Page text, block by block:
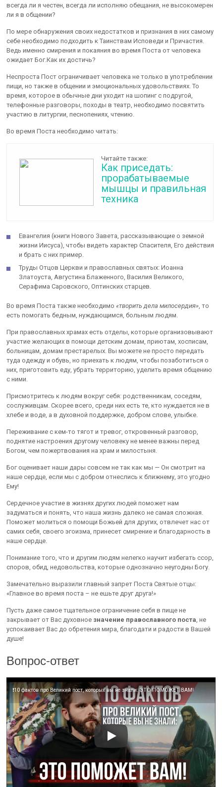
всегда ли я честен, всегда ли исполняю обещания, не высокомерен
ли я в общении?
По мере обнаружения своих недостатков и признания в них самому
себе необходимо подходить к Таинствам Исповеди и Причастия.
Ведь именно смирения и покаяния во время Поста от человека
ожидает Бог.Как их достичь?
Неспроста Пост ограничивает человека не только в употреблении
пищи, но также в общении и эмоциональных удовольствиях. То
время, которое в обычные дни уходит на шопинг с подругой,
телефонные разговоры, походы в театр, необходимо посвятить
участию в литургии, песнопениях, чтению.
Во время Поста необходимо читать:
Читайте также:
Как приседать:
прорабатываемые
мышцы и правильная
техника
Евангелия (книги Нового Завета, рассказывающие о земной
жизни Иисуса), чтобы видеть характер Спасителя, Его действия
и брать с них пример.
Труды Отцов Церкви и православных святых: Иоанна
Златоуста, Августина Блаженного, Василия Великого,
Серафима Саровского, Оптинских старцев.
Во время Поста также необходимо«творить дела милосердия», то
есть помогать бедным, нуждающимся, больным людям.
При православных храмах есть отделы, которые организовывают
участие желающих в помощи детским домам, приютам, хосписам,
больницам, домам престарелых. Вы можете не просто передать
туда одежду и обувь, но приехать к людям, чтобы позаботиться о
них, приготовить еду, убрать территорию, уделить время общению
с ними.
Присмотритесь к людям вокруг себя: родственникам, соседям,
сослуживцам. Скорее всего, среди них есть те, кто нуждается не в
хлебе и воде, а в духовной поддержке, добром слове, улыбке.
Переживание с кем-то тягот и тревог, откровенный разговор,
поднятие настроения другому человеку не менее важны перед
Богом, чем пожертвования на храм и милостыня.
Бог оценивает наши дары совсем не так как мы — Он смотрит на
наше сердце, если мы с добром отнеслись к ближнему, это угодно
Ему!
Сердечное участие в жизнях других людей поможет нам
задуматься и понять, что наша жизнь далеко не самая сложная.
Поможет молиться о помощи Божьей для других, отвлечет нас от
самих себя, своего эгоизма, принесет смирение и благодарность в
наше сердце.
Понимание того, что и другим людям нелегко научит избегать ссор,
споров, обид, недовольства, которые однозначно неугодны Богу.
Замечательно выразили главный запрет Поста Святые отцы:
«Главное во время поста – не ешьте друг друга!»
Пусть даже самое тщательное ограничение себя в пище не
закрывает от Вас духовное значение православного поста, не
успокаивает Вас до обретения мира, благодати и радости в Вашей
душе!
Вопрос-ответ
❗️10 фактов про Великий пост, которых вы не знали: ЭТО ПОМОЖЕТ ВАМ!